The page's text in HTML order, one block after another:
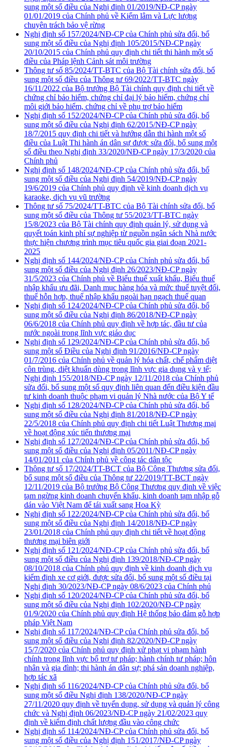
sung một số điều của Nghị định 01/2019/NĐ-CP ngày
01/01/2019 của Chính phủ về Kiểm lâm và Lực lượng
chuyên trách bảo vệ rừng
Nghị định số 157/2024/NĐ-CP của Chính phủ sửa đổi, bổ
sung một số điều của Nghị định 105/2015/NĐ-CP ngày
20/10/2015 của Chính phủ quy định chi tiết thi hành một số
điều của Pháp lệnh Cảnh sát môi trường
Thông tư số 85/2024/TT-BTC của Bộ Tài chính sửa đổi, bổ
sung một số điều của Thông tư 69/2022/TT-BTC ngày
16/11/2022 của Bộ trưởng Bộ Tài chính quy định chi tiết về
chứng chỉ bảo hiểm, chứng chỉ đại lý bảo hiểm, chứng chỉ
môi giới bảo hiểm, chứng chỉ về phụ trợ bảo hiểm
Nghị định số 152/2024/NĐ-CP của Chính phủ sửa đổi, bổ
sung một số điều của Nghị định 62/2015/NĐ-CP ngày
18/7/2015 quy định chi tiết và hướng dẫn thi hành một số
điều của Luật Thi hành án dân sự được sửa đổi, bổ sung một
số điều theo Nghị định 33/2020/NĐ-CP ngày 17/3/2020 của
Chính phủ
Nghị định số 148/2024/NĐ-CP của Chính phủ sửa đổi, bổ
sung một số điều của Nghị định 54/2019/NĐ-CP ngày
19/6/2019 của Chính phủ quy định về kinh doanh dịch vụ
karaoke, dịch vụ vũ trường
Thông tư số 75/2024/TT-BTC của Bộ Tài chính sửa đổi, bổ
sung một số điều của Thông tư 55/2023/TT-BTC ngày
15/8/2023 của Bộ Tài chính quy định quản lý, sử dụng và
quyết toán kinh phí sự nghiệp từ nguồn ngân sách Nhà nước
thực hiện chương trình mục tiêu quốc gia giai đoạn 2021-
2025
Nghị định số 144/2024/NĐ-CP của Chính phủ sửa đổi, bổ
sung một số điều của Nghị định 26/2023/NĐ-CP ngày
31/5/2023 của Chính phủ về Biểu thuế xuất khẩu, Biểu thuế
nhập khẩu ưu đãi, Danh mục hàng hóa và mức thuế tuyệt đối,
thuế hỗn hợp, thuế nhập khẩu ngoài hạn ngạch thuế quan
Nghị định số 124/2024/NĐ-CP của Chính phủ sửa đổi, bổ
sung một số điều của Nghị định 86/2018/NĐ-CP ngày
06/6/2018 của Chính phủ quy định về hợp tác, đầu tư của
nước ngoài trong lĩnh vực giáo dục
Nghị định số 129/2024/NĐ-CP của Chính phủ sửa đổi, bổ
sung một số Điều của Nghị định 91/2016/NĐ-CP ngày
01/7/2016 của Chính phủ về quản lý hóa chất, chế phẩm diệt
côn trùng, diệt khuẩn dùng trong lĩnh vực gia dụng và y tế;
Nghị định 155/2018/NĐ-CP ngày 12/11/2018 của Chính phủ
sửa đổi, bổ sung một số quy định liên quan đến điều kiện đầu
tư kinh doanh thuộc phạm vi quản lý Nhà nước của Bộ Y tế
Nghị định số 128/2024/NĐ-CP của Chính phủ sửa đổi, bổ
sung một số điều của Nghị định 81/2018/NĐ-CP ngày
22/5/2018 của Chính phủ quy định chi tiết Luật Thương mại
về hoạt động xúc tiến thương mại
Nghị định số 127/2024/NĐ-CP của Chính phủ sửa đổi, bổ
sung một số điều của Nghị định 05/2011/NĐ-CP ngày
14/01/2011 của Chính phủ về công tác dân tộc
Thông tư số 17/2024/TT-BCT của Bộ Công Thương sửa đổi,
bổ sung một số điều của Thông tư 22/2019/TT-BCT ngày
12/11/2019 của Bộ trưởng Bộ Công Thương quy định về việc
tạm ngừng kinh doanh chuyển khẩu, kinh doanh tạm nhập gỗ
dán vào Việt Nam để tái xuất sang Hoa Kỳ
Nghị định số 122/2024/NĐ-CP của Chính phủ sửa đổi, bổ
sung một số điều của Nghị định 14/2018/NĐ-CP ngày
23/01/2018 của Chính phủ quy định chi tiết về hoạt động
thương mại biên giới
Nghị định số 121/2024/NĐ-CP của Chính phủ sửa đổi, bổ
sung một số điều của Nghị định 139/2018/NĐ-CP ngày
08/10/2018 của Chính phủ quy định về kinh doanh dịch vụ
kiểm định xe cơ giới, được sửa đổi, bổ sung một số điều tại
Nghị định 30/2023/NĐ-CP ngày 08/6/2023 của Chính phủ
Nghị định số 120/2024/NĐ-CP của Chính phủ sửa đổi, bổ
sung một số điều của Nghị định 102/2020/NĐ-CP ngày
01/9/2020 của Chính phủ quy định Hệ thống bảo đảm gỗ hợp
pháp Việt Nam
Nghị định số 117/2024/NĐ-CP của Chính phủ sửa đổi, bổ
sung một số điều của Nghị định 82/2020/NĐ-CP ngày
15/7/2020 của Chính phủ quy định xử phạt vi phạm hành
chính trong lĩnh vực bổ trợ tư pháp; hành chính tư pháp; hôn
nhân và gia đình; thi hành án dân sự; phá sản doanh nghiệp,
hợp tác xã
Nghị định số 116/2024/NĐ-CP của Chính phủ sửa đổi, bổ
sung một số điều Nghị định 138/2020/NĐ-CP ngày
27/11/2020 quy định về tuyển dụng, sử dụng và quản lý công
chức và Nghị định 06/2023/NĐ-CP ngày 21/02/2023 quy
định về kiểm định chất lượng đầu vào công chức
Nghị định số 114/2024/NĐ-CP của Chính phủ sửa đổi, bổ
sung một số điều của Nghị định 151/2017/NĐ-CP ngày